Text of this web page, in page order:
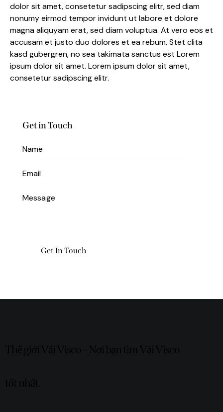
dolor sit amet, consetetur sadipscing elitr, sed diam
nonumy eirmod tempor invidunt ut labore et dolore
magna aliquyam erat, sed diam voluptua. At vero eos et
accusam et justo duo dolores et ea rebum. Stet clita
kasd gubergren, no sea takimata sanctus est Lorem
ipsum dolor sit amet. Lorem ipsum dolor sit amet,
consetetur sadipscing elitr.
Get in Touch